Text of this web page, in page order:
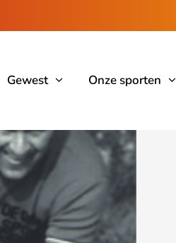
Gewest Onze sporten